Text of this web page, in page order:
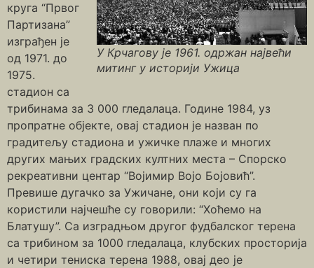
У Крчагову је 1961. одржан највећи
митинг у историји Ужица
круга “Првог
Партизана”
изграђен је
од 1971. до
1975.
стадион са
трибинама за 3 000 гледалаца. Године 1984, уз
пропратне објекте, овај стадион је назван по
градитељу стадиона и ужичке плаже и многих
других мањих градских култних места – Спорско
рекреативни центар “Војимир Војо Бојовић”.
Превише дугачко за Ужичане, они који су га
користили најчешће су говорили: “Хоћемо на
Блатушу”. Са изградњом другог фудбалског терена
са трибином за 1000 гледалаца, клубских просторија
и четири тениска терена 1988, овај део је